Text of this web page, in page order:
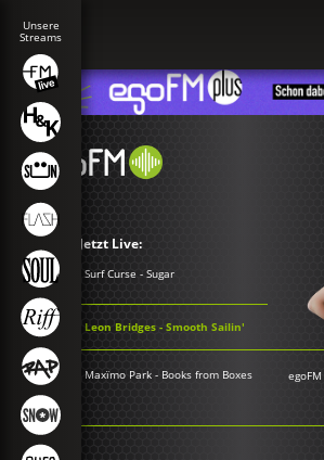
Jetzt Live:
Surf Curse - Sugar
Leon Bridges - Smooth Sailin'
Maxïmo Park - Books from Boxes egoFM